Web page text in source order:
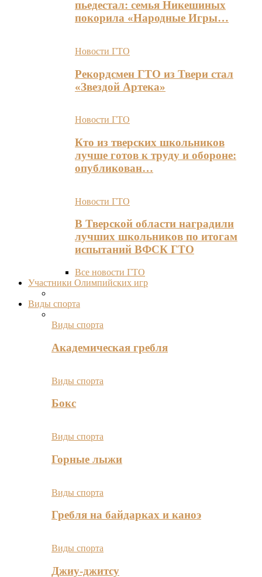
пьедестал: семья Никешиных
покорила «Народные Игры…
Новости ГТО
Рекордсмен ГТО из Твери стал
«Звездой Артека»
Новости ГТО
Кто из тверских школьников
лучше готов к труду и обороне:
опубликован…
Новости ГТО
В Тверской области наградили
лучших школьников по итогам
испытаний ВФСК ГТО
Все новости ГТО
Участники Олимпийских игр
Виды спорта
Виды спорта
Академическая гребля
Виды спорта
Бокс
Виды спорта
Горные лыжи
Виды спорта
Гребля на байдарках и каноэ
Виды спорта
Джиу-джитсу